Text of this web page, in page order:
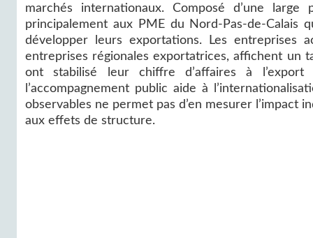
marchés internationaux. Composé d’une
principalement aux PME du Nord-Pas-de-Calais
développer leurs exportations. Les entreprises
entreprises régionales exportatrices, affichent un
ont stabilisé leur chiffre d’affaires à
l’accompagnement public aide à
observables ne permet pas d’en mesurer l’impact
aux effets de structure.